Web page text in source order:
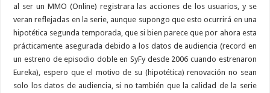
al ser un MMO (Online) registrara las acciones de los usuarios, y se
veran reflejadas en la serie, aunque supongo que esto ocurrirá en una
hipotética segunda temporada, que si bien parece que por ahora esta
prácticamente asegurada debido a los datos de audiencia (record en
un estreno de episodio doble en SyFy desde 2006 cuando estrenaron
Eureka), espero que el motivo de su (hipotética) renovación no sean
solo los datos de audiencia, si no también que la calidad de la serie